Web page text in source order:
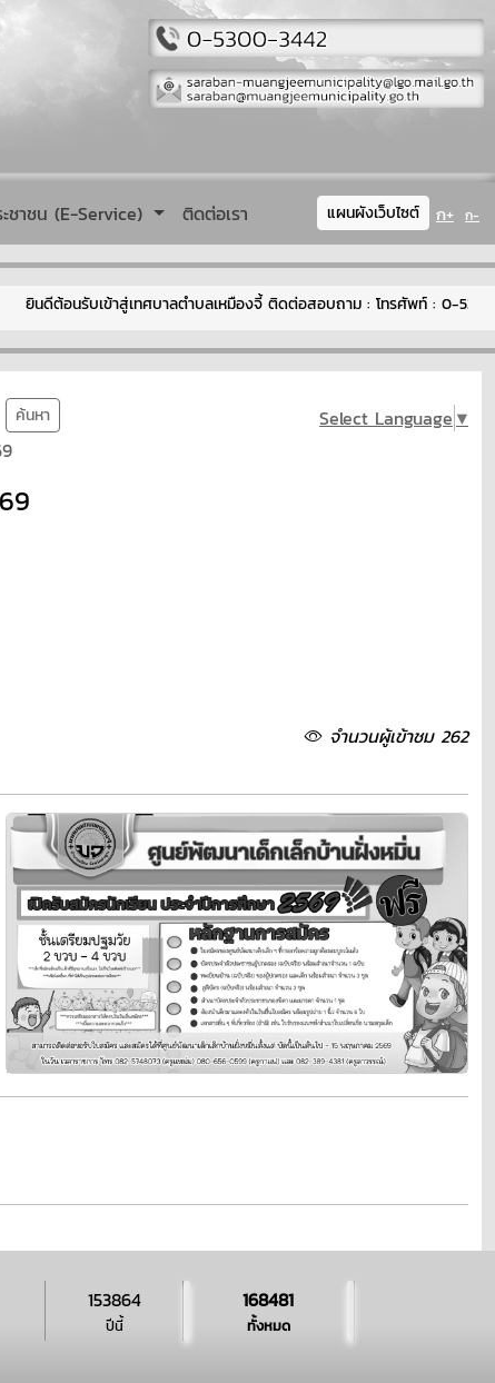
ชาชน (E-Service) ติดต่อเรา แผนผังเว็บไซต์ ก+ ก-
ดีต้อนรับเข้าสู่เทศบาลตำบลเหมืองจี้ ติดต่อสอบถาม : โทรศัพท์ : 0-5300-
ค้นหา Select Language ▼
จำนวนผู้เข้าชม 262
ปีนี้
153864
ทั้งหมด
168481